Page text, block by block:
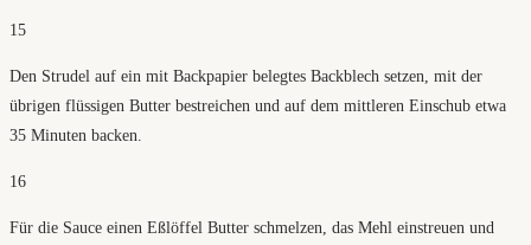
15
Den Strudel auf ein mit Backpapier belegtes Backblech setzen, mit der
übrigen flüssigen Butter bestreichen und auf dem mittleren Einschub etwa
35 Minuten backen.
16
Für die Sauce einen Eßlöffel Butter schmelzen, das Mehl einstreuen und